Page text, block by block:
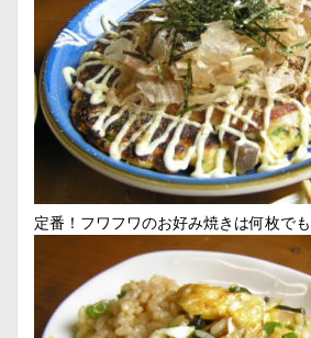
定番！フワフワのお好み焼きは何枚で